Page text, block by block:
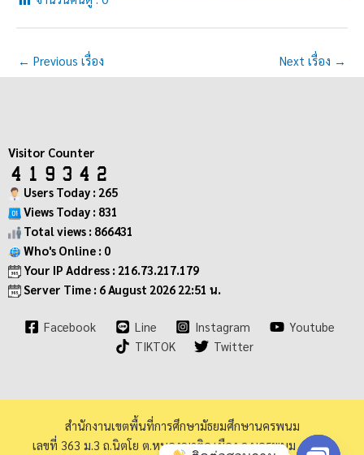
← Previous เรื่อง Next เรื่อง →
Visitor Counter
Users Today : 265
Views Today : 831
Total views : 866431
Who's Online : 0
Your IP Address : 216.73.217.179
Server Time : 6 August 2026 22:51 น.
Facebook Line Instagram
Youtube
TIKTOK
Twitter
สำนักงานเขตพื้นที่การศึกษามัธยมศึกษานครพนม
เลขที่ 363 ม.3 ถ.นิตโย ต.หนองญาติอ.เมือง จ.นครพนม 48000